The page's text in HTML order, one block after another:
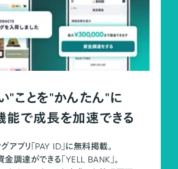
"ことを"かんたん"に
能で成長を加速できる
アプリ「PAY ID」に無料掲載。
調達ができる「YELL BANK」。